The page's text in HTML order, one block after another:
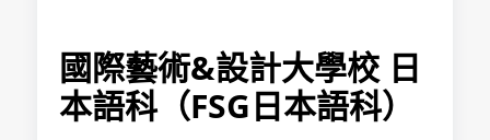
國際藝術&設計大學校 日
本語科（FSG日本語科）